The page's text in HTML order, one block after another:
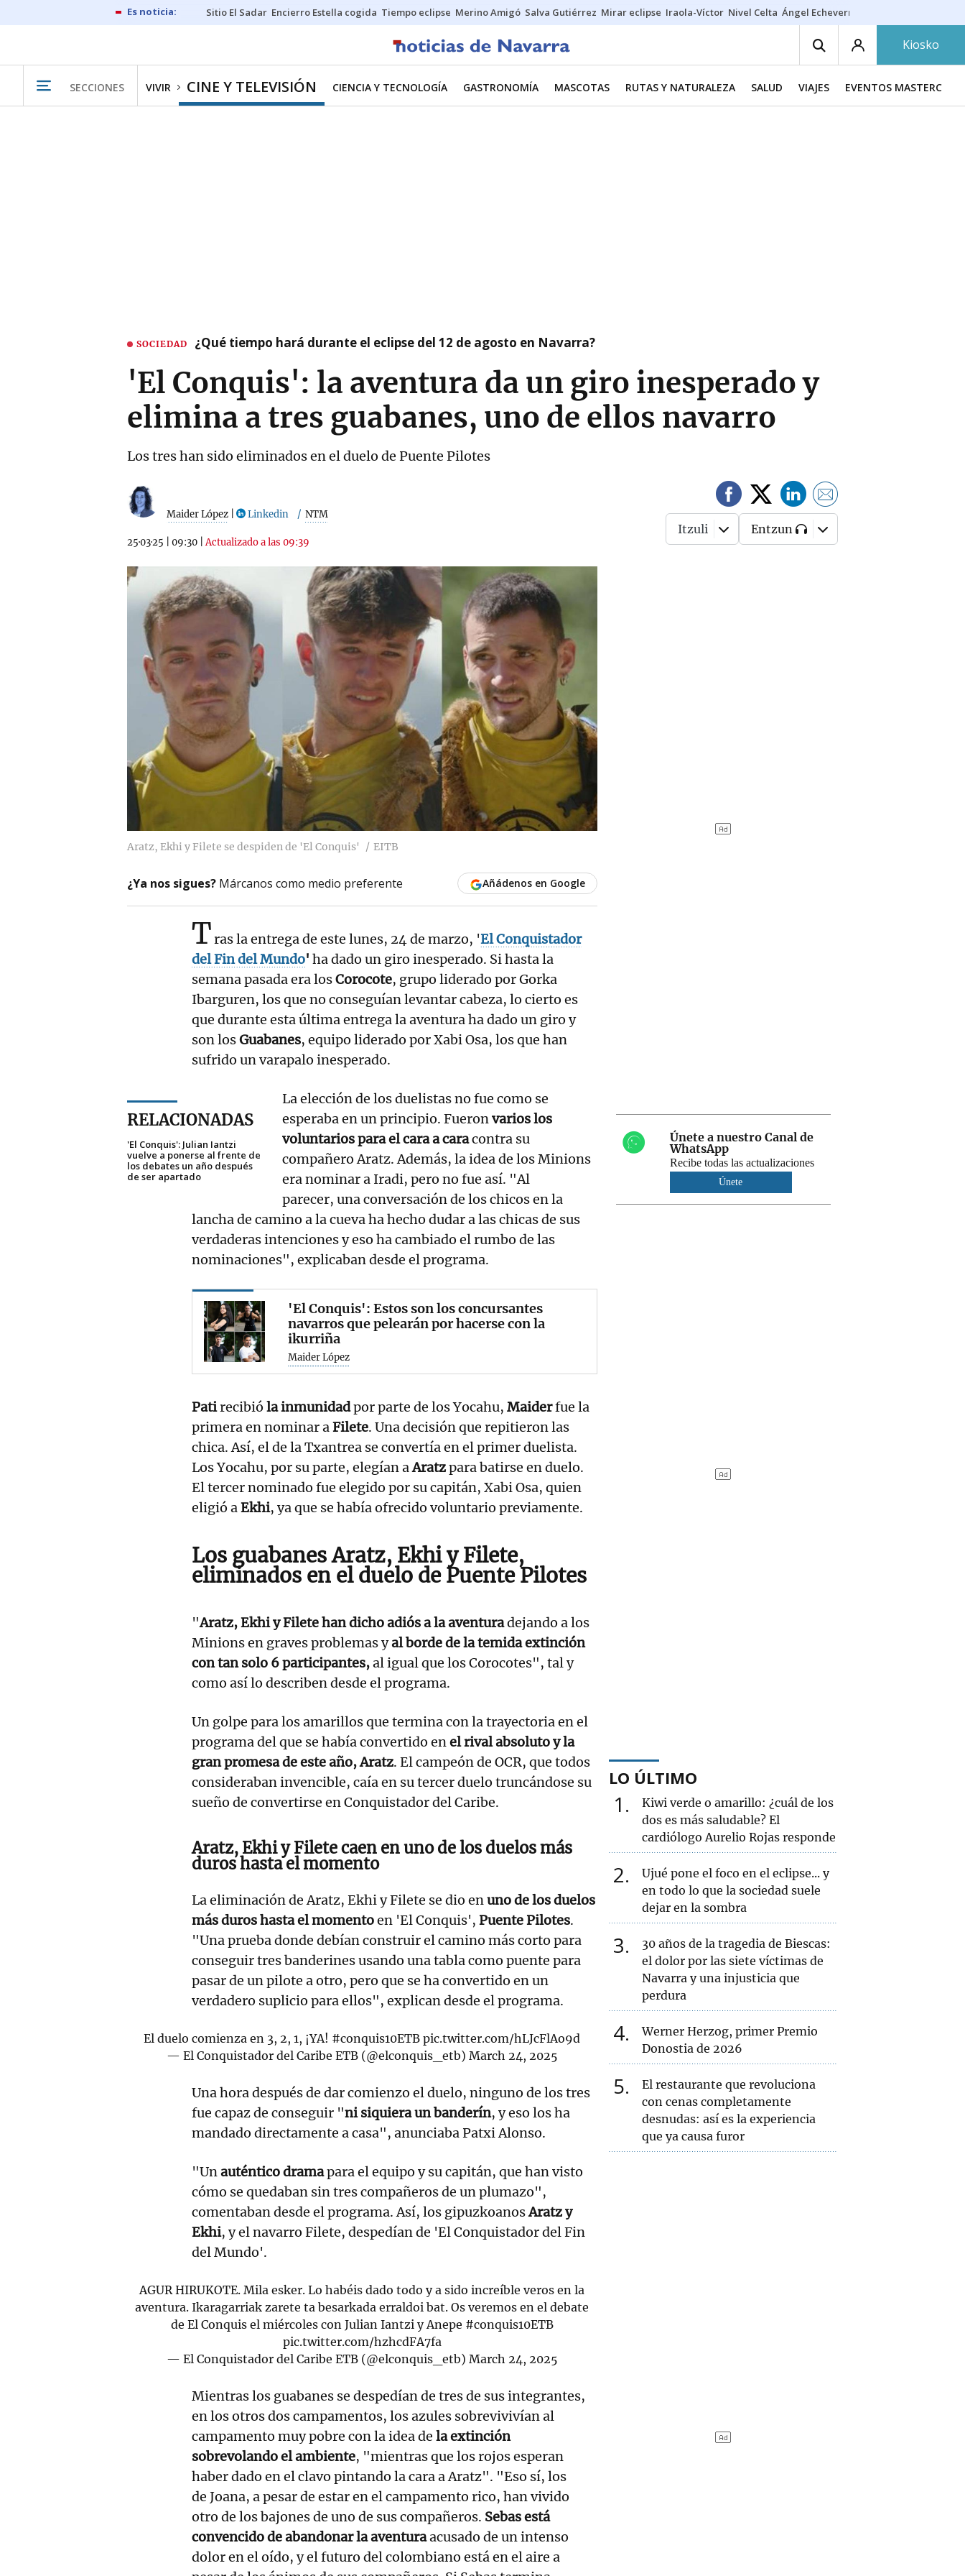
Sitio El Sadar Encierro Estella cogida Tiempo eclipse Merino Amigó Salva Gutiérrez Mirar eclipse Iraola-Víctor Nivel Celta Ángel Echeverría
Kiosko
SECCIONES VIVIR CINE Y TELEVISIÓN CIENCIA Y TECNOLOGÍA GASTRONOMÍA MASCOTAS RUTAS Y NATURALEZA SALUD VIAJES EVENTOS MASTERCHEF
SOCIEDAD ¿Qué tiempo hará durante el eclipse del 12 de agosto en Navarra?
'El Conquis': la aventura da un giro inesperado y
elimina a tres guabanes, uno de ellos navarro
Los tres han sido eliminados en el duelo de Puente Pilotes
Maider López Linkedin NTM
25·03·25 09:30 |Actualizado a las 09:39
Itzuli Entzun
Aratz, Ekhi y Filete se despiden de 'El Conquis' EITB
¿Ya nos sigues? Márcanos como medio preferente Añádenos en Google
Tras la entrega de este lunes, 24 de marzo, 'El Conquistador
del Fin del Mundo' ha dado un giro inesperado. Si hasta la
semana pasada era losCorocote, grupo liderado por Gorka
Ibarguren, los que no conseguían levantar cabeza, lo cierto es
que durante esta última entrega la aventura ha dado un giro y
son losGuabanes, equipo liderado por Xabi Osa, los que han
sufrido un varapalo inesperado.
RELACIONADAS
'El Conquis': Julian Iantzi
vuelve a ponerse al frente de
los debates un año después
de ser apartado
La elección de los duelistas no fue como se
esperaba en un principio. Fueronvarios los
voluntarios para el cara a caracontra su
compañero Aratz. Además, la idea de los Minions
era nominar a Iradi, pero no fue así. "Al
parecer, una conversación de los chicos en la
lancha de camino a la cueva ha hecho dudar a las chicas de sus
verdaderas intenciones y eso ha cambiado el rumbo de las
nominaciones", explicaban desde el programa.
'El Conquis': Estos son los concursantes
navarros que pelearán por hacerse con la
ikurriña
Maider López
Patirecibió la inmunidadpor parte de los Yocahu, Maiderfue la
primera en nominar aFilete. Una decisión que repitieron las
chica. Así, el de la Txantrea se convertía en el primer duelista.
Los Yocahu, por su parte, elegían aAratzpara batirse en duelo.
El tercer nominado fue elegido por su capitán, Xabi Osa, quien
eligió aEkhi, ya que se había ofrecido voluntario previamente.
Los guabanes Aratz, Ekhi y Filete,
eliminados en el duelo de Puente Pilotes
"Aratz, Ekhi y Filete han dicho adiós a la aventuradejando a los
Minions en graves problemas yal borde de la temida extinción
con tan solo 6 participantes,al igual que los Corocotes", tal y
como así lo describen desde el programa.
Un golpe para los amarillos que termina con la trayectoria en el
programa del que se había convertido enel rival absoluto y la
gran promesa de este año, Aratz. El campeón de OCR, que todos
consideraban invencible, caía en su tercer duelo truncándose su
sueño de convertirse en Conquistador del Caribe.
Aratz, Ekhi y Filete caen enuno de los duelos más
duros hasta el momento
La eliminación de Aratz, Ekhi y Filete se dio enuno de los duelos
más duros hasta el momentoen 'El Conquis', Puente Pilotes.
"Una prueba donde debían construir el camino más corto para
conseguir tres banderines usando una tabla como puente para
pasar de un pilote a otro, pero que se ha convertido en un
verdadero suplicio para ellos", explican desde el programa.
El duelo comienza en 3, 2, 1, ¡YA! #conquis10ETB pic.twitter.com/hLJcFlAo9d
— El Conquistador del Caribe ETB (@elconquis_etb) March 24, 2025
Una hora después de dar comienzo el duelo, ninguno de los tres
fue capaz de conseguir "ni siquiera un banderín, y eso los ha
mandado directamente a casa", anunciaba Patxi Alonso.
"Unauténtico dramapara el equipo y su capitán, que han visto
cómo se quedaban sin tres compañeros de un plumazo",
comentaban desde el programa. Así, los gipuzkoanosAratz y
Ekhi, y el navarro Filete, despedían de 'El Conquistador del Fin
del Mundo'.
AGUR HIRUKOTE. Mila esker. Lo habéis dado todo y a sido increíble veros en la
aventura. Ikaragarriak zarete ta besarkada erraldoi bat. Os veremos en el debate
de El Conquis el miércoles con Julian Iantzi y Anepe #conquis10ETB
pic.twitter.com/hzhcdFA7fa
— El Conquistador del Caribe ETB (@elconquis_etb) March 24, 2025
Mientras los guabanes se despedían de tres de sus integrantes,
en los otros dos campamentos, los azules sobrevivivían al
campamento muy pobre con la idea de la extinción
sobrevolando el ambiente, "mientras que los rojos esperan
haber dado en el clavo pintando la cara a Aratz". "Eso sí, los
de Joana, a pesar de estar en el campamento rico, han vivido
otro de los bajones de uno de sus compañeros. Sebas está
convencido de abandonar la aventuraacusado de un intenso
dolor en el oído, y el futuro del colombiano está en el aire a
Únete a nuestro Canal de
WhatsApp
Recibe todas las actualizaciones
Únete
LO ÚLTIMO
1
Kiwi verde o amarillo: ¿cuál de los
dos es más saludable? El
cardiólogo Aurelio Rojas responde
2
Ujué pone el foco en el eclipse... y
en todo lo que la sociedad suele
dejar en la sombra
3
30 años de la tragedia de Biescas:
el dolor por las siete víctimas de
Navarra y una injusticia que
perdura
4
Werner Herzog, primer Premio
Donostia de 2026
5
El restaurante que revoluciona
con cenas completamente
desnudas: así es la experiencia
que ya causa furor